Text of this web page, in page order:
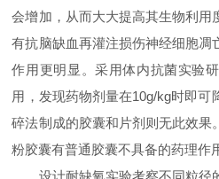
会增加，从而大大提高其生物利用
有抗脑缺血再灌注损伤神经细胞凋
作用更明显。采用体内抗菌实验
用，发现药物剂量在10g/kg时即
碎法制成的胶囊和片剂则无此效果
粉胶囊有普通胶囊不具备的药理作
设计耐缺氧实验考察不同粒径